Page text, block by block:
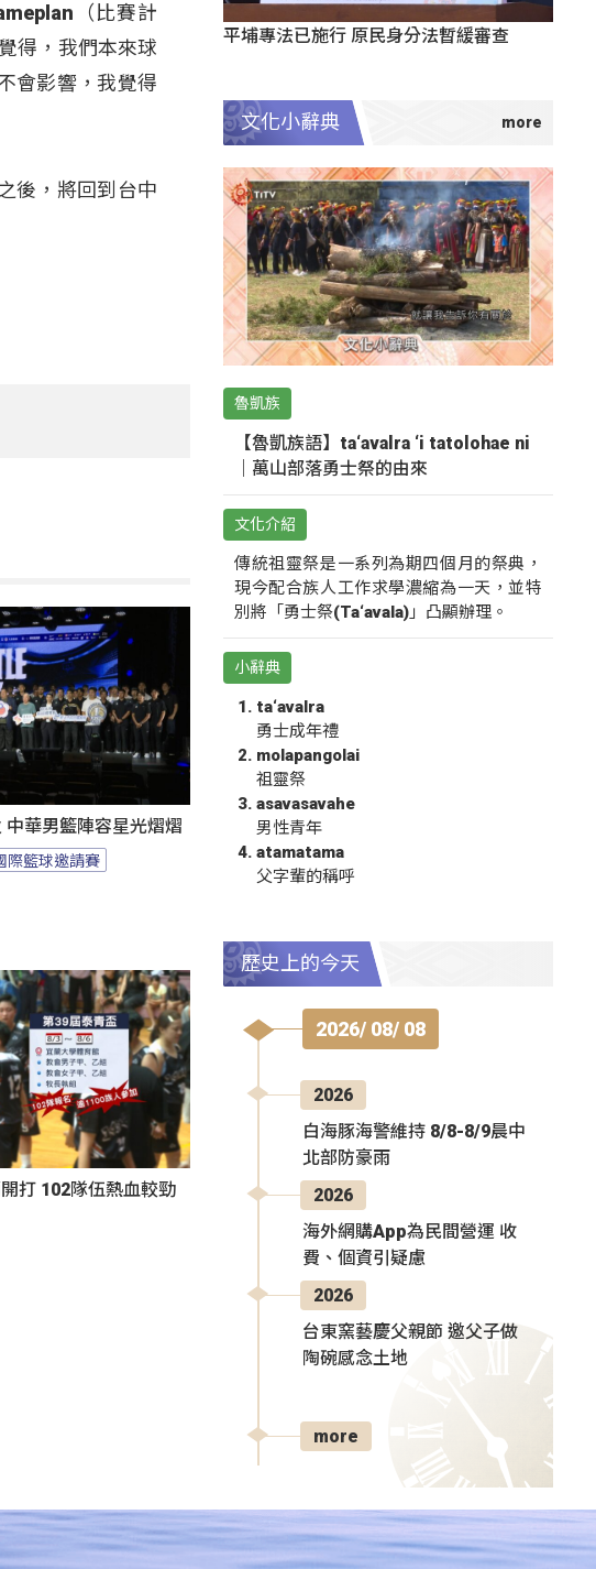
（比賽計
得，我們本來球
會影響，我覺得
後，將回到台中
華男籃陣容星光熠熠
際籃球邀請賽
打 102隊伍熱血較勁
平埔專法已施行 原民身分法暫緩審查
文化小辭典
魯凱族
【魯凱族語】ta‘avalra ‘i tatolohae ni
｜萬山部落勇士祭的由來
文化介紹
傳統祖靈祭是一系列為期四個月的祭典，
現今配合族人工作求學濃縮為一天，並特
別將「勇士祭(Ta‘avala)」凸顯辦理。
小辭典
ta‘avalra
勇士成年禮
molapangolai
祖靈祭
asavasavahe
男性青年
atamatama
父字輩的稱呼
歷史上的今天
2026/ 08/ 08
2026
白海豚海警維持 8/8-8/9晨中
北部防豪雨
2026
海外網購App為民間營運 收
費、個資引疑慮
2026
台東窯藝慶父親節 邀父子做
陶碗感念土地
more